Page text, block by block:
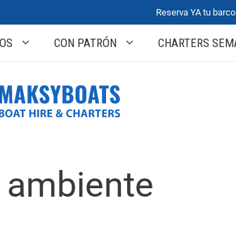
Reserva YA tu
CON PATRÓN CHARTERS